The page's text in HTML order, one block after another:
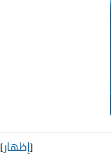
[إظهار]